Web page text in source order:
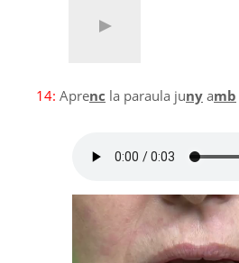
14: Aprenc la paraula juny amb